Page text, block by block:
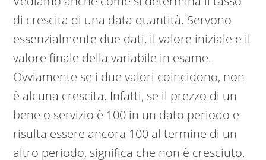
di crescita di una data quantità. Servono
essenzialmente due dati, il valore iniziale e il
valore finale della variabile in esame.
Ovviamente se i due valori coincidono, non
è alcuna crescita. Infatti, se il prezzo di un
bene o servizio è 100 in un dato periodo e
risulta essere ancora 100 al termine di un
altro periodo, significa che non è cresciuto.